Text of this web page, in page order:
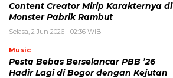
Content Creator Mirip Karakternya di
Monster Pabrik Rambut
Selasa, 2 Jun 2026 - 02:36 WIB
Music
Pesta Bebas Berselancar PBB ’26
Hadir Lagi di Bogor dengan Kejutan